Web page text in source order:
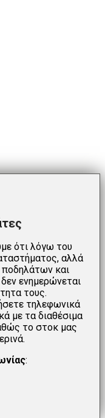
ότι λόγω του
αλλά
ποδηλάτων και
ενημερώνεται
τους.
τηλεφωνικά
με τα διαθέσιμα
το στοκ μας
: